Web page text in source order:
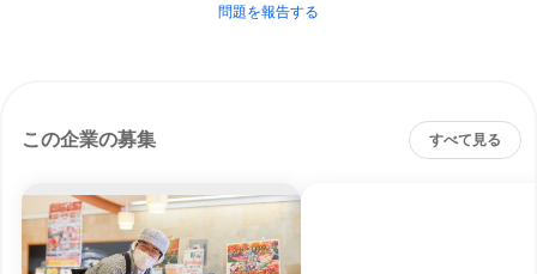
問題を報告する
この企業の募集 すべて見る